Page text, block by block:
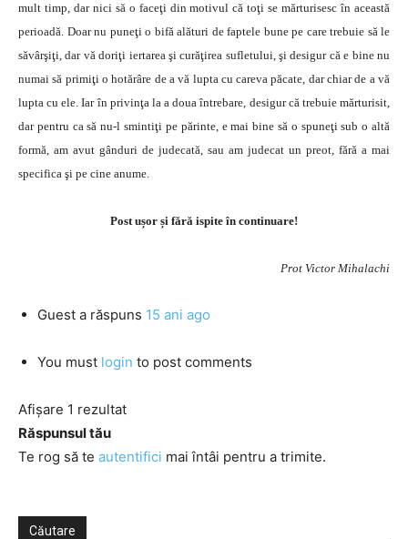
mult timp, dar nici să o faceţi din motivul că toţi se mărturisesc în această
perioadă. Doar nu puneţi o bifă alături de faptele bune pe care trebuie să le
săvârşiţi, dar vă doriţi iertarea şi curăţirea sufletului, şi desigur că e bine nu
numai să primiţi o hotărâre de a vă lupta cu careva păcate, dar chiar de a vă
lupta cu ele. Iar în privinţa la a doua întrebare, desigur că trebuie mărturisit,
dar pentru ca să nu-l smintiţi pe părinte, e mai bine să o spuneţi sub o altă
formă, am avut gânduri de judecată, sau am judecat un preot, fără a mai
specifica şi pe cine anume.
Post ușor și fără ispite în continuare!
Prot Victor Mihalachi
Guest a răspuns 15 ani ago
You must login to post comments
Afișare 1 rezultat
Răspunsul tău
Te rog să te autentifici mai întâi pentru a trimite.
Căutare